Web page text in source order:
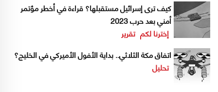
كيف ترى إسرائيل مستقبلها؟ قراءة في أخطر مؤتمر
أمني بعد حرب 2023
إخترنا لكم تقرير
اتفاق مكة الثلاثي.. بداية الأفول الأميركي في الخليج؟
تحليل